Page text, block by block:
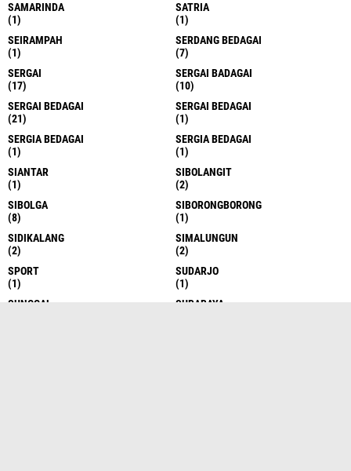
SAMARINDA
(1)
SATRIA
(1)
SEIRAMPAH
(1)
SERDANG BEDAGAI
(7)
SERGAI
(17)
SERGAI BADAGAI
(10)
SERGAI BEDAGAI
(21)
SERGAI BEDAGAI
(1)
SERGIA BEDAGAI
(1)
SERGIA BEDAGAI
(1)
SIANTAR
(1)
SIBOLANGIT
(2)
SIBOLGA
(8)
SIBORONGBORONG
(1)
SIDIKALANG
(2)
SIMALUNGUN
(2)
SPORT
(1)
SUDARJO
(1)
SUNGGAL
SURABAYA